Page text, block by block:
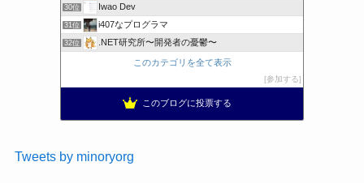
30位 Iwao Dev
31位 i407なプログラマ
32位 .NET研究所〜開発者の憂鬱〜
このカテゴリを全て表示
参加する
このブログに投票する
Tweets by minoryorg